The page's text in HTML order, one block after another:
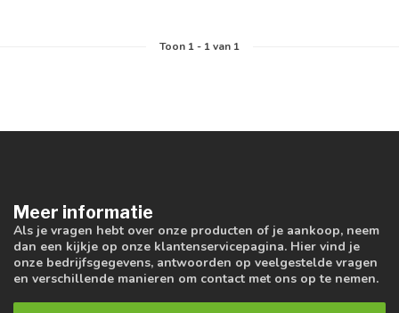
Toon 1- 1van 1
Meer informatie
Als je vragen hebt over onze producten of je aankoop, neem
dan een kijkje op onze klantenservicepagina. Hier vind je
onze bedrijfsgegevens, antwoorden op veelgestelde vragen
en verschillende manieren om contact met ons op te nemen.